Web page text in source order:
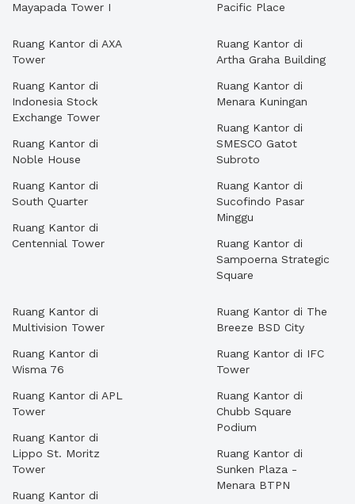
Mayapada Tower I Pacific Place
Ruang Kantor di AXA
Tower
Ruang Kantor di
Indonesia Stock
Exchange Tower
Ruang Kantor di
Noble House
Ruang Kantor di
South Quarter
Ruang Kantor di
Centennial Tower
Ruang Kantor di
Artha Graha Building
Ruang Kantor di
Menara Kuningan
Ruang Kantor di
SMESCO Gatot
Subroto
Ruang Kantor di
Sucofindo Pasar
Minggu
Ruang Kantor di
Sampoerna Strategic
Square
Ruang Kantor di
Multivision Tower
Ruang Kantor di
Wisma 76
Ruang Kantor di APL
Tower
Ruang Kantor di
Lippo St. Moritz
Tower
Ruang Kantor di
Ruang Kantor di The
Breeze BSD City
Ruang Kantor di IFC
Tower
Ruang Kantor di
Chubb Square
Podium
Ruang Kantor di
Sunken Plaza -
Menara BTPN